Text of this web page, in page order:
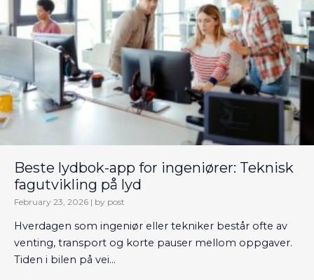
Beste lydbok-app for ingeniører: Teknisk
fagutvikling på lyd
February 23, 2026 | by post
Hverdagen som ingeniør eller tekniker består ofte av
venting, transport og korte pauser mellom oppgaver.
Tiden i bilen på vei...